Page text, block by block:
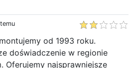
od 1993 roku.
doświadczenie w regionie
Oferujemy najsprawniejsze